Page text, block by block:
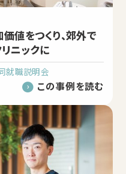
値をつくり、郊外で
ニックに
就職説明会
この事例を読む